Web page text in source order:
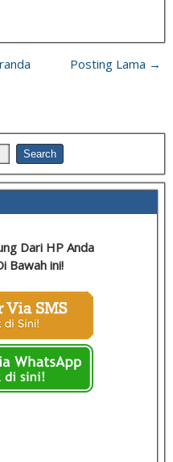
Posting Lama →
Dari HP Anda
Bawah ini!